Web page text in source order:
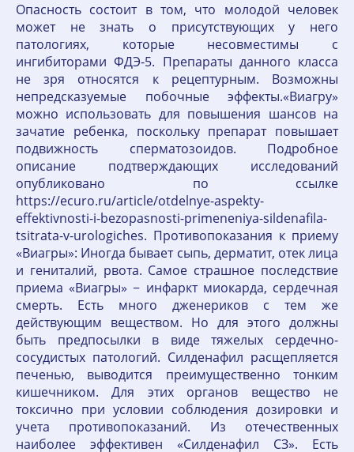
Опасность состоит в том, что молодой человек
может не знать о присутствующих у него
патологиях, которые несовместимы с
ингибиторами ФДЭ-5. Препараты данного класса
не зря относятся к рецептурным. Возможны
непредсказуемые побочные эффекты.«Виагру»
можно использовать для повышения шансов на
зачатие ребенка, поскольку препарат повышает
подвижность сперматозоидов. Подробное
описание подтверждающих исследований
опубликовано по ссылке
https://ecuro.ru/article/otdelnye-aspekty-
effektivnosti-i-bezopasnosti-primeneniya-sildenafila-
tsitrata-v-urologiches. Противопоказания к приему
«Виагры»: Иногда бывает сыпь, дерматит, отек лица
и гениталий, рвота. Самое страшное последствие
приема «Виагры» − инфаркт миокарда, сердечная
смерть. Есть много дженериков с тем же
действующим веществом. Но для этого должны
быть предпосылки в виде тяжелых сердечно-
сосудистых патологий. Силденафил расщепляется
печенью, выводится преимущественно тонким
кишечником. Для этих органов вещество не
токсично при условии соблюдения дозировки и
учета противопоказаний. Из отечественных
наиболее эффективен «Силденафил СЗ». Есть